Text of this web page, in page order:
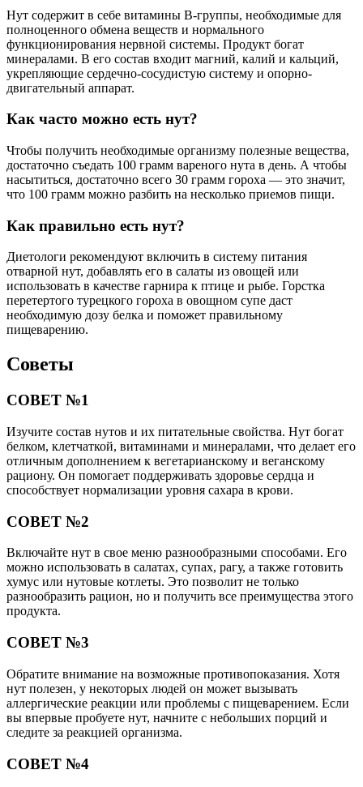
Нут содержит в себе витамины В-группы, необходимые для
полноценного обмена веществ и нормального
функционирования нервной системы. Продукт богат
минералами. В его состав входит магний, калий и кальций,
укрепляющие сердечно-сосудистую систему и опорно-
двигательный аппарат.
Как часто можно есть нут?
Чтобы получить необходимые организму полезные вещества,
достаточно съедать 100 грамм вареного нута в день. А чтобы
насытиться, достаточно всего 30 грамм гороха — это значит,
что 100 грамм можно разбить на несколько приемов пищи.
Как правильно есть нут?
Диетологи рекомендуют включить в систему питания
отварной нут, добавлять его в салаты из овощей или
использовать в качестве гарнира к птице и рыбе. Горстка
перетертого турецкого гороха в овощном супе даст
необходимую дозу белка и поможет правильному
пищеварению.
Советы
СОВЕТ №1
Изучите состав нутов и их питательные свойства. Нут богат
белком, клетчаткой, витаминами и минералами, что делает его
отличным дополнением к вегетарианскому и веганскому
рациону. Он помогает поддерживать здоровье сердца и
способствует нормализации уровня сахара в крови.
СОВЕТ №2
Включайте нут в свое меню разнообразными способами. Его
можно использовать в салатах, супах, рагу, а также готовить
хумус или нутовые котлеты. Это позволит не только
разнообразить рацион, но и получить все преимущества этого
продукта.
СОВЕТ №3
Обратите внимание на возможные противопоказания. Хотя
нут полезен, у некоторых людей он может вызывать
аллергические реакции или проблемы с пищеварением. Если
вы впервые пробуете нут, начните с небольших порций и
следите за реакцией организма.
СОВЕТ №4